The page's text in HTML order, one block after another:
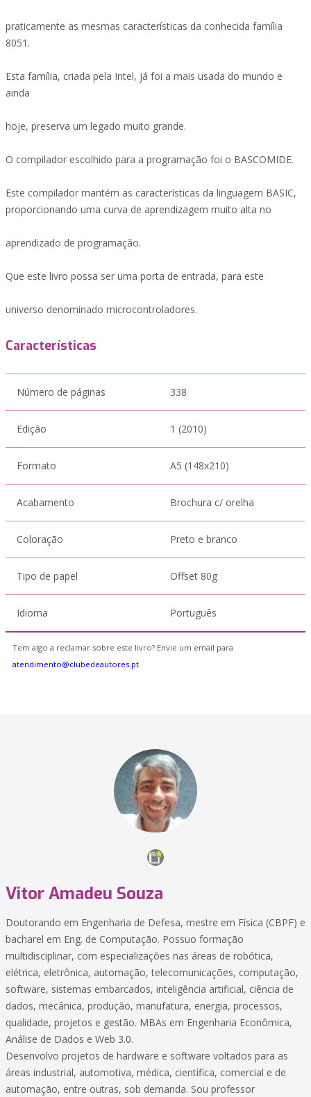
praticamente as mesmas características da conhecida família
8051.
Esta família, criada pela Intel, já foi a mais usada do mundo e
ainda
hoje, preserva um legado muito grande.
O compilador escolhido para a programação foi o BASCOMIDE.
Este compilador mantém as características da linguagem BASIC,
proporcionando uma curva de aprendizagem muito alta no
aprendizado de programação.
Que este livro possa ser uma porta de entrada, para este
universo denominado microcontroladores.
Características
Número de páginas 338
Edição 1 (2010)
Formato A5 (148x210)
Acabamento Brochura c/ orelha
Coloração Preto e branco
Tipo de papel Offset 80g
Idioma Português
Tem algo a reclamar sobre este livro? Envie um email para
atendimento@clubedeautores.pt
Vitor Amadeu Souza
Doutorando em Engenharia de Defesa, mestre em Física (CBPF) e
bacharel em Eng. de Computação. Possuo formação
multidisciplinar, com especializações nas áreas de robótica,
elétrica, eletrônica, automação, telecomunicações, computação,
software, sistemas embarcados, inteligência artificial, ciência de
dados, mecânica, produção, manufatura, energia, processos,
qualidade, projetos e gestão. MBAs em Engenharia Econômica,
Análise de Dados e Web 3.0.
Desenvolvo projetos de hardware e software voltados para as
áreas industrial, automotiva, médica, científica, comercial e de
automação, entre outras, sob demanda. Sou professor